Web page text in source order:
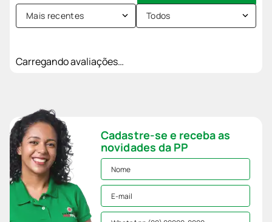
Mais recentes Todos
Carregando avaliações…
Cadastre-se e receba as
novidades da PP